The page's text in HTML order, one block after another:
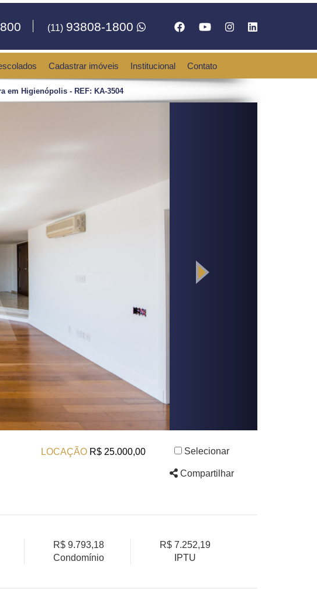
(11) 93808-1800
Cadastrar imóveis Institucional Contato
em Higienópolis - REF: KA-3504
LOCAÇÃO R$ 25.000,00 Selecionar
Compartilhar
R$ 9.793,18
Condomínio
R$ 7.252,19
IPTU